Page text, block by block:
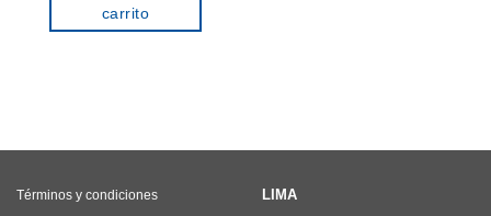
carrito
Términos y condiciones
LIMA